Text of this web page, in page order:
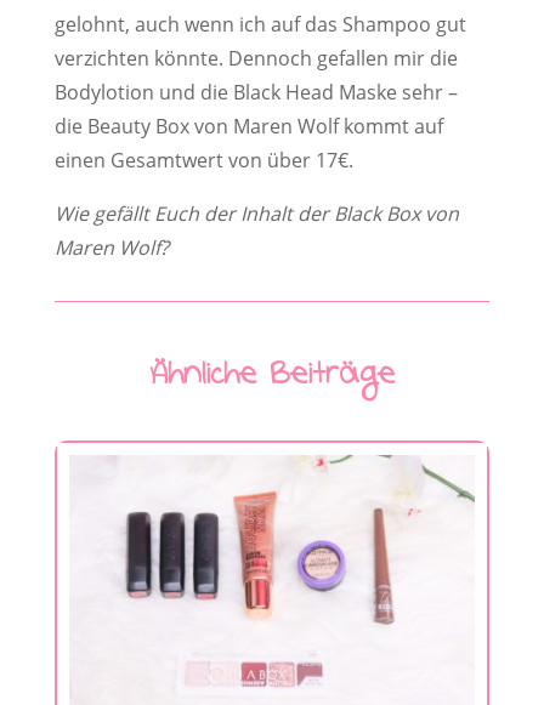
gelohnt, auch wenn ich auf das Shampoo gut
verzichten könnte. Dennoch gefallen mir die
Bodylotion und die Black Head Maske sehr –
die Beauty Box von Maren Wolf kommt auf
einen Gesamtwert von über 17€.
Wie gefällt Euch der Inhalt der Black Box von
Maren Wolf?
Ähnliche Beiträge